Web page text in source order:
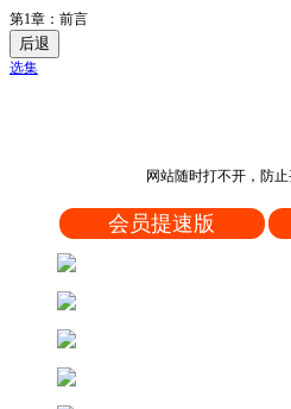
第1章：前言
后退
选集
网站随时打不开，防
会员提速版